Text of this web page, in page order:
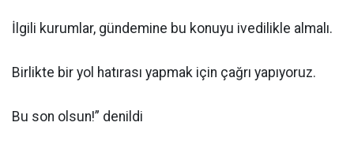
İlgili kurumlar, gündemine bu konuyu ivedilikle almalı.
Birlikte bir yol hatırası yapmak için çağrı yapıyoruz.
Bu son olsun!” denildi